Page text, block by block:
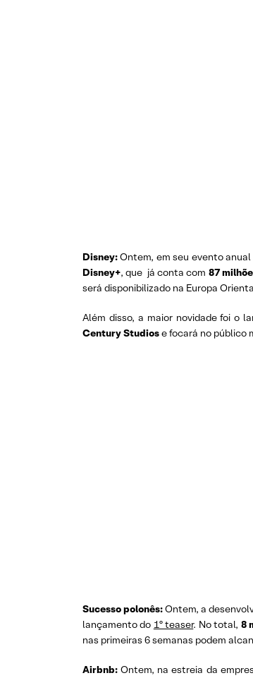
Disney:Ontem, em seu evento
Disney+, que já conta com 87
será disponibilizado na Europa
Além disso, a maior novidade foi o
Century Studiose focará no público
Sucesso polonês:Ontem, a
lançamento do 1º teaser. No total, 8
nas primeiras 6 semanas podem
Airbnb:Ontem, na estreia da